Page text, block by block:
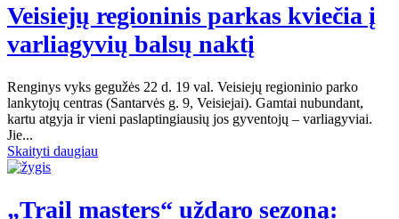
Veisiejų regioninis parkas kviečia į
varliagyvių balsų naktį
Renginys vyks gegužės 22 d. 19 val. Veisiejų regioninio parko
lankytojų centras (Santarvės g. 9, Veisiejai). Gamtai nubundant,
kartu atgyja ir vieni paslaptingiausių jos gyventojų – varliagyviai.
Jie...
Skaityti daugiau
„Trail masters“ uždaro sezoną: